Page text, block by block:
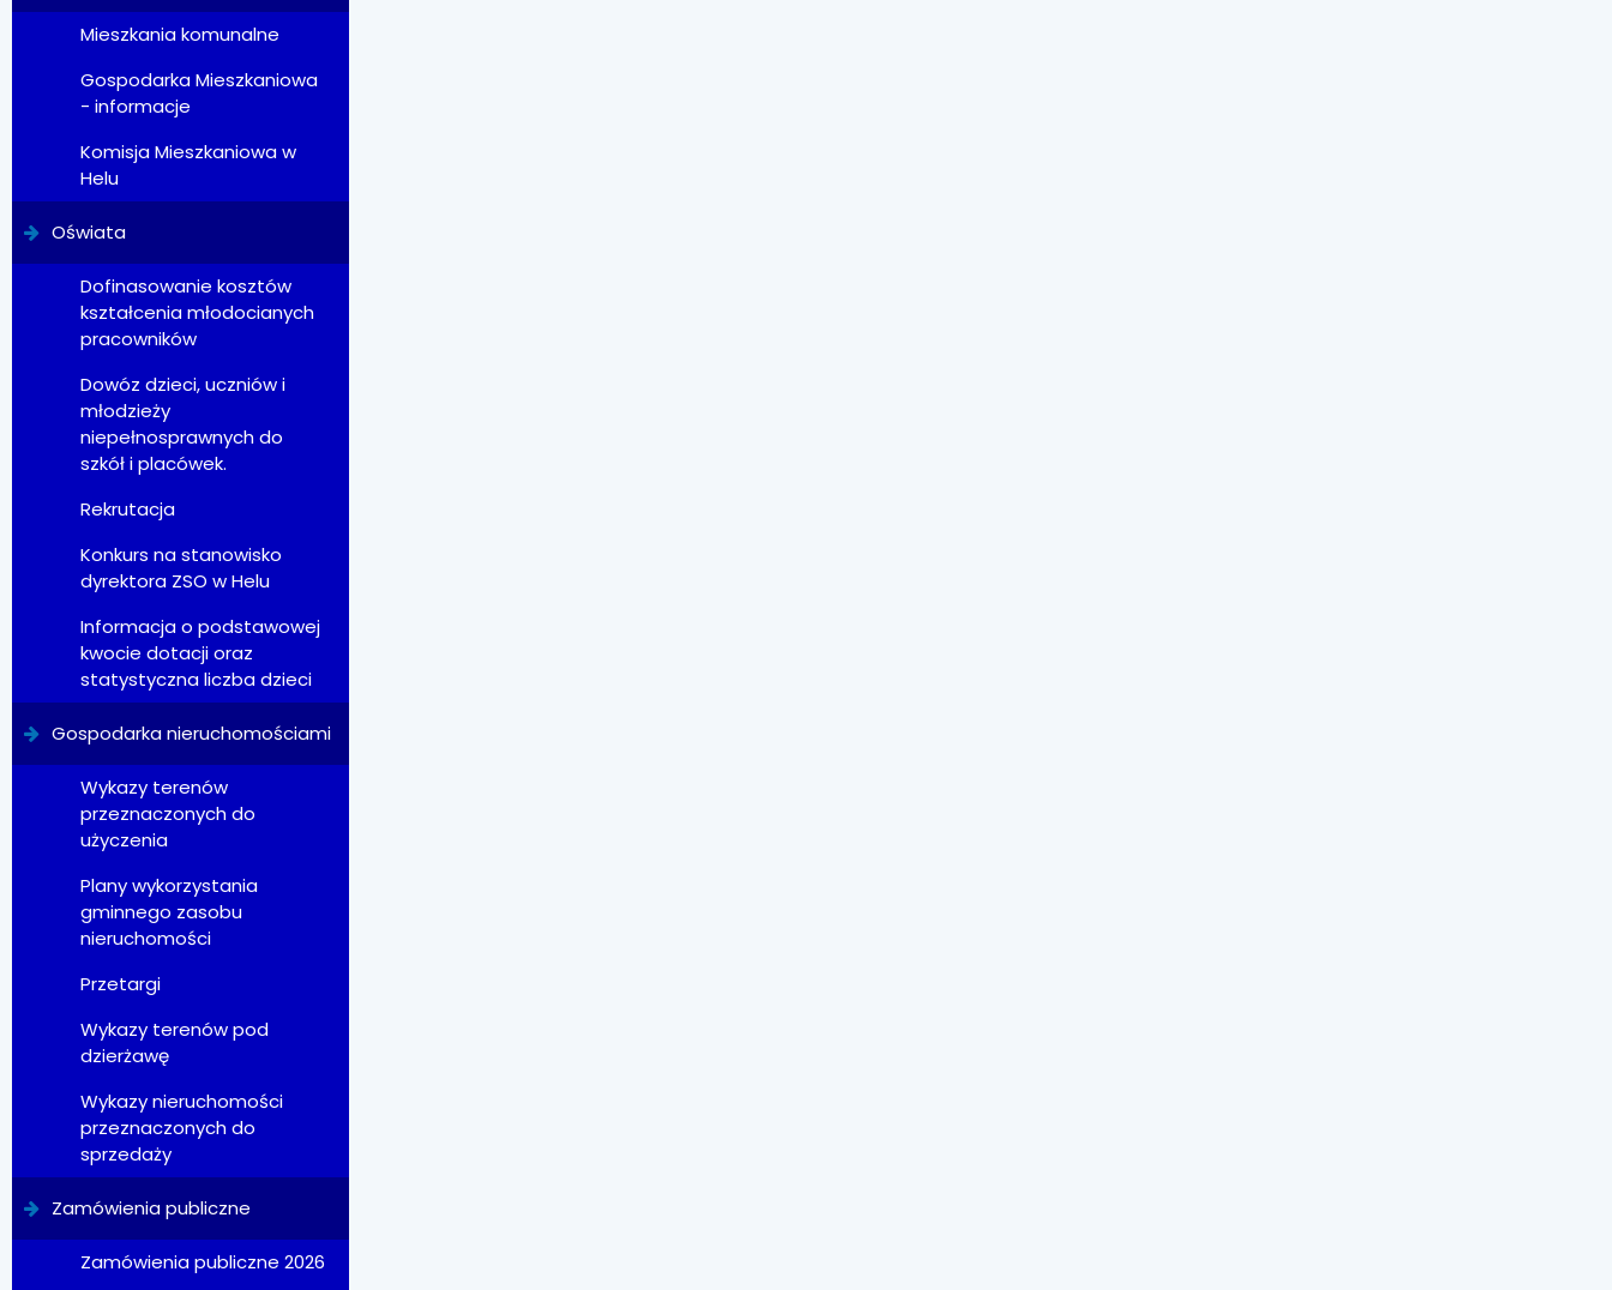
Mieszkania komunalne
Gospodarka Mieszkaniowa
- informacje
Komisja Mieszkaniowa w
Helu
Oświata
Dofinasowanie kosztów
kształcenia młodocianych
pracowników
Dowóz dzieci, uczniów i
młodzieży
niepełnosprawnych do
szkół i placówek.
Rekrutacja
Konkurs na stanowisko
dyrektora ZSO w Helu
Informacja o podstawowej
kwocie dotacji oraz
statystyczna liczba dzieci
Gospodarka nieruchomościami
Wykazy terenów
przeznaczonych do
użyczenia
Plany wykorzystania
gminnego zasobu
nieruchomości
Przetargi
Wykazy terenów pod
dzierżawę
Wykazy nieruchomości
przeznaczonych do
sprzedaży
Zamówienia publiczne
Zamówienia publiczne 2026